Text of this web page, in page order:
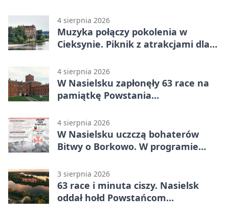
4 sierpnia 2026
Muzyka połączy pokolenia w
Cieksynie. Piknik z atrakcjami dla
4 sierpnia 2026
W Nasielsku zapłonęły 63 race na
pamiątkę Powstania
4 sierpnia 2026
W Nasielsku uczczą bohaterów
Bitwy o Borkowo. W programie
3 sierpnia 2026
63 race i minuta ciszy. Nasielsk
oddał hołd Powstańcom